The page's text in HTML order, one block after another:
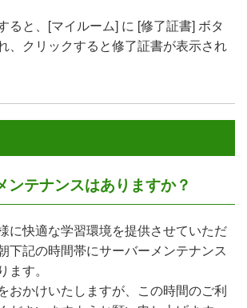
ると、[マイルーム] に [修了証書] ボタ
、クリックすると修了証書が表示され
ンテナンスはありますか？
に快適な学習環境を提供させていただ
下記の時間帯にサーバーメンテナンス
ます。
おかけいたしますが、この時間のご利